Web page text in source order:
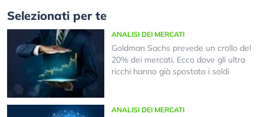
Selezionati per te
ANALISI DEI MERCATI
Goldman Sachs prevede un crollo del
20% dei mercati. Ecco dove gli ultra
ricchi hanno già spostato i soldi
ANALISI DEI MERCATI